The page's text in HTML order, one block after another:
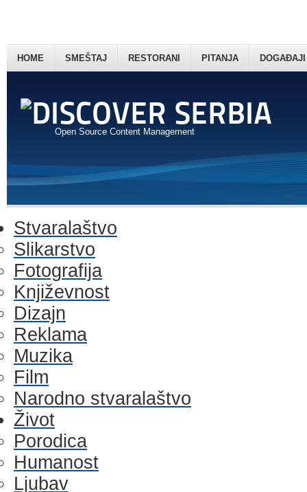
Open Source Content Management
HOME SMEŠTAJ RESTORANI PITANJA DOGAĐAJI
Stvaralaštvo
Slikarstvo
Fotografija
Književnost
Dizajn
Reklama
Muzika
Film
Narodno stvaralaštvo
Život
Porodica
Humanost
Ljubav